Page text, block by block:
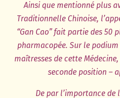
Ainsi que mentionné plus
Traditionnelle Chinoise,
“Gan Cao” fait partie des 50
pharmacopée. Sur le
maîtresses de cette
seconde position –
De par l’importance de